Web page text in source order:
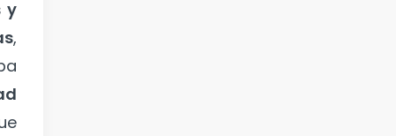
y
,